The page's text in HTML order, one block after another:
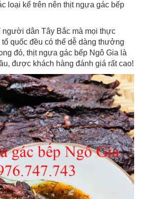
loại kể trên nên thịt ngựa gác bếp
người dân Tây Bắc mà mọi thực
tổ quốc đều có thể dễ dàng thưởng
đó, thịt ngựa gác bếp Ngô Gia là
được khách hàng đánh giá rất cao!